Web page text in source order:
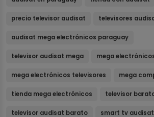
precio televisor audisat televisores
audisat mega electrónicos paraguay
televisor audisat mega mega
mega electrónicos televisores mega
tienda mega electrónicos televisor
televisor audisat barato smart tv